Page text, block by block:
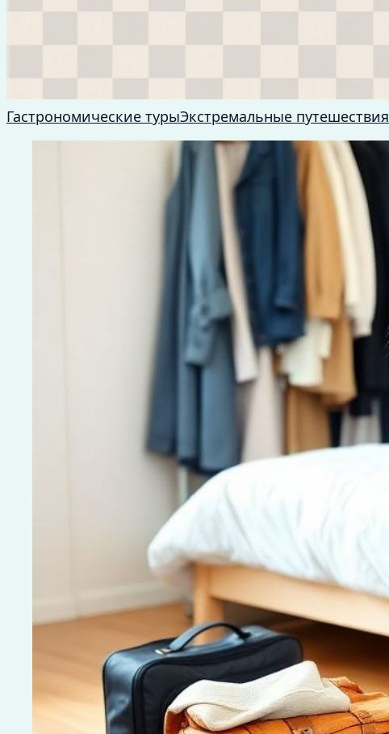
Гастрономические турыЭкстремальные путешествия